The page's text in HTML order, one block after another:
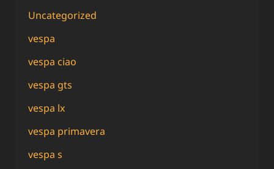
Uncategorized
vespa
vespa ciao
vespa gts
vespa lx
vespa primavera
vespa s